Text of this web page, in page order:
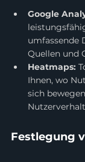
Google
umfassende
Quellen und
Heatmaps:
Ihnen, wo
sich
Festlegung